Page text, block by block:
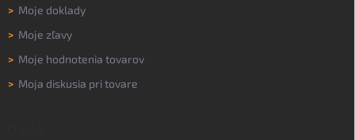
> Moje doklady
> Moje zľavy
> Moje hodnotenia tovarov
> Moja diskusia pri tovare